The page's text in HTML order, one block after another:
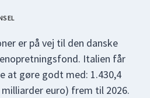
er på vej til den danske
Italien får
at gøre godt med: 1.430,4
euro) frem til 2026.